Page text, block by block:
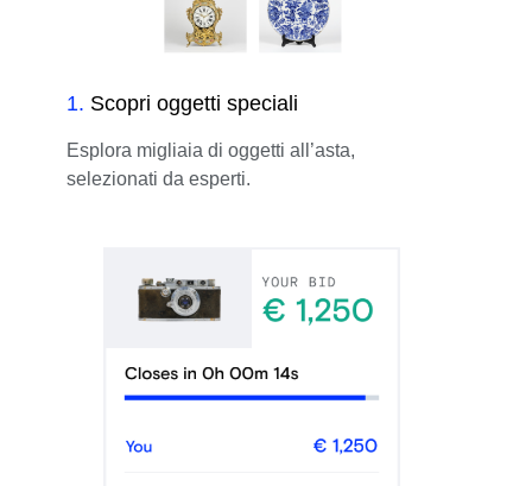
1. Scopri oggetti speciali
Esplora migliaia di oggetti all’asta,
selezionati da esperti.